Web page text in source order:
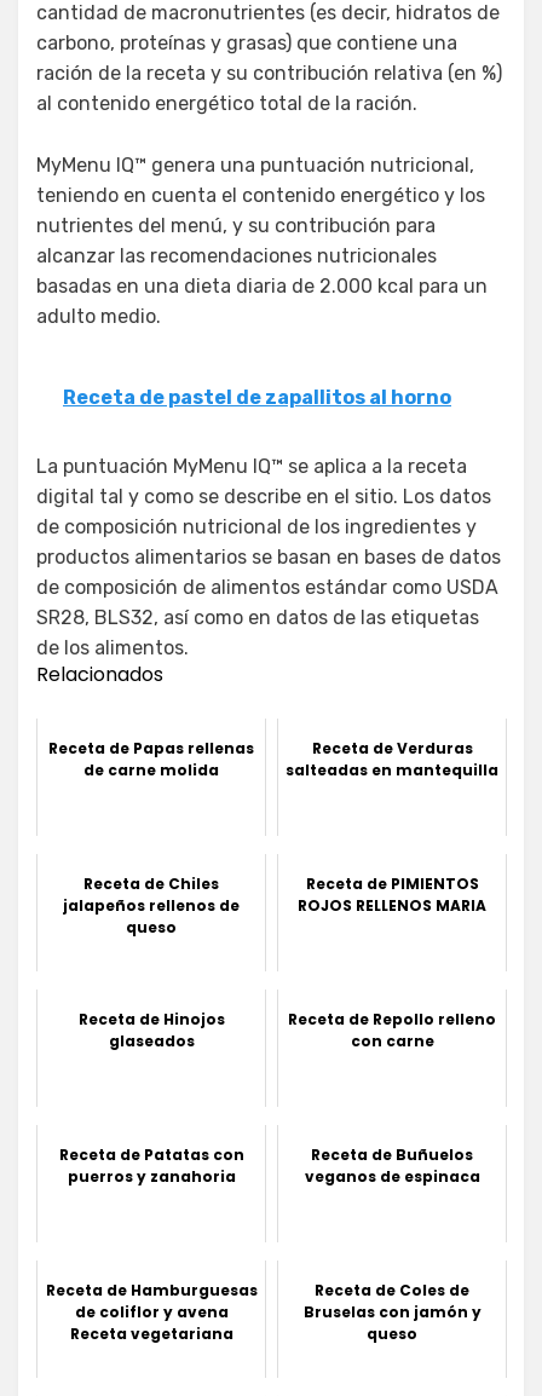
cantidad de macronutrientes (es decir, hidratos de
carbono, proteínas y grasas) que contiene una
ración de la receta y su contribución relativa (en %)
al contenido energético total de la ración.
MyMenu IQ™ genera una puntuación nutricional,
teniendo en cuenta el contenido energético y los
nutrientes del menú, y su contribución para
alcanzar las recomendaciones nutricionales
basadas en una dieta diaria de 2.000 kcal para un
adulto medio.
Receta de pastel de zapallitos al horno
La puntuación MyMenu IQ™ se aplica a la receta
digital tal y como se describe en el sitio. Los datos
de composición nutricional de los ingredientes y
productos alimentarios se basan en bases de datos
de composición de alimentos estándar como USDA
SR28, BLS32, así como en datos de las etiquetas
de los alimentos.
Relacionados
Receta de Papas rellenas
de carne molida
Receta de Verduras
salteadas en mantequilla
Receta de Chiles
jalapeños rellenos de
queso
Receta de PIMIENTOS
ROJOS RELLENOS MARIA
Receta de Hinojos
glaseados
Receta de Repollo relleno
con carne
Receta de Patatas con
puerros y zanahoria
Receta de Buñuelos
veganos de espinaca
Receta de Hamburguesas
de coliflor y avena
Receta vegetariana
Receta de Coles de
Bruselas con jamón y
queso